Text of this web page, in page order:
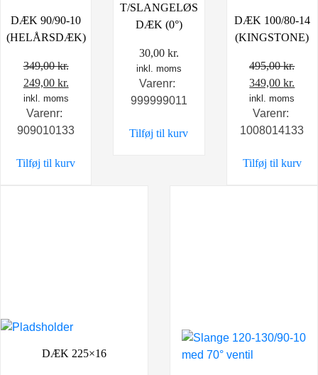
DÆK 90/90-10
(HELÅRSDÆK)
349,00kr.
Den
oprindelige
pris
var:
249,00 kr.
aktuelle
er:
inkl. moms
Varenr:
909010133
Tilføj til kurv
T/SLANGELØS
DÆK (0°)
30,00 kr.
inkl. moms
Varenr:
999999011
Tilføj til kurv
DÆK 100/80-14
(KINGSTONE)
495,00kr.
Den
oprindelige
pris
var:
349,00kr.
er:
inkl. moms
Varenr:
1008014133
Tilføj til kurv
DÆK 225×16